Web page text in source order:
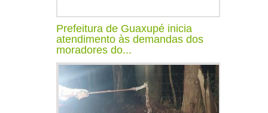
Prefeitura de Guaxupé inicia
atendimento às demandas dos
moradores do...